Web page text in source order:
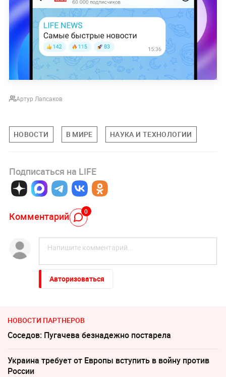
Артур Лапсаков
НОВОСТИ В МИРЕ НАУКА И ТЕХНОЛОГИИ
Подписаться на LIFE
Комментарий 0
Авторизоваться
НОВОСТИ ПАРТНЕРОВ
Соседов: Пугачева безнадежно постарела
Украина требует от Европы вступить в войну против
России